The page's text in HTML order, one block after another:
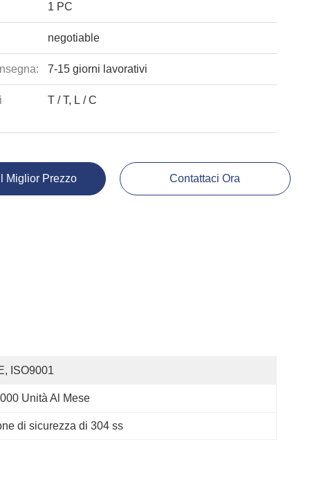
1 PC
negotiable
7-15 giorni lavorativi
T / T, L / C
Miglior Prezzo Contattaci Ora
ISO9001
Unità Al Mese
di sicurezza di 304 ss